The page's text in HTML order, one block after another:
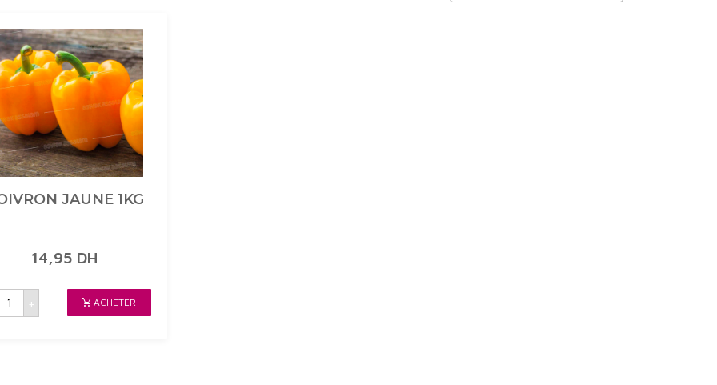
JAUNE 1KG
14,95 DH
+ ACHETER